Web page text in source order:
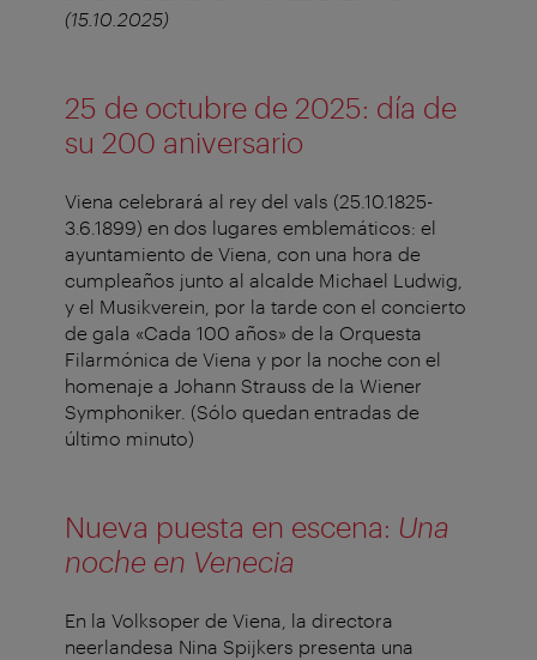
(15.10.2025)
25 de octubre de 2025: día de
su 200 aniversario
Viena celebrará al rey del vals (25.10.1825-
3.6.1899) en dos lugares emblemáticos: el
ayuntamiento de Viena, con una hora de
cumpleaños junto al alcalde Michael Ludwig,
y el Musikverein, por la tarde con el concierto
de gala «Cada 100 años» de la Orquesta
Filarmónica de Viena y por la noche con el
homenaje a Johann Strauss de la Wiener
Symphoniker. (Sólo quedan entradas de
último minuto)
Nueva puesta en escena: Una
noche en Venecia
En la Volksoper de Viena, la directora
neerlandesa Nina Spijkers presenta una